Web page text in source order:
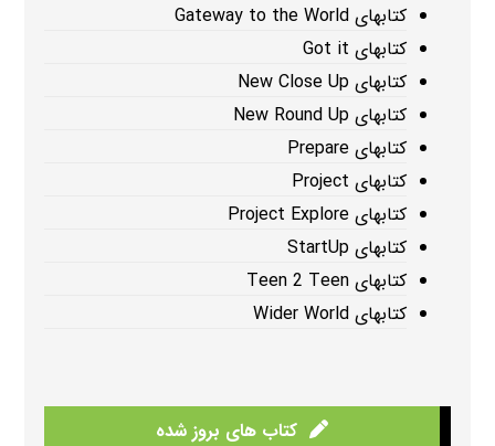
کتابهای Gateway to the World
کتابهای Got it
کتابهای New Close Up
کتابهای New Round Up
کتابهای Prepare
کتابهای Project
کتابهای Project Explore
کتابهای StartUp
کتابهای Teen 2 Teen
کتابهای Wider World
کتاب های بروز شده